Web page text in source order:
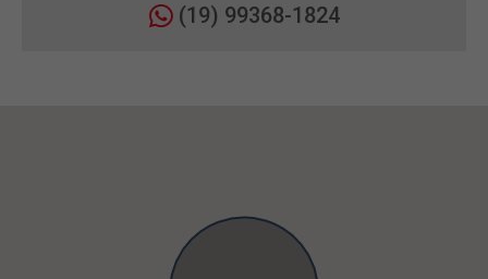
(19) 99368-1824